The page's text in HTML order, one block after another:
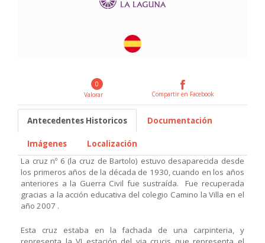
0
Valorar
Compartir en Facebook
Antecedentes Historicos Documentación
Imágenes
Localización
La cruz nº 6 (la cruz de Bartolo) estuvo desaparecida desde
los primeros años de la década de 1930, cuando en los años
anteriores a la Guerra Civil fue sustraída. Fue recuperada
gracias a la acción educativa del colegio Camino la Villa en el
año 2007 .
Esta cruz estaba en la fachada de una carpinteria, y